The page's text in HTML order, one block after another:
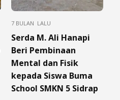
7 BULAN LALU
Serda M. Ali Hanapi
Beri Pembinaan
Mental dan Fisik
kepada Siswa Buma
School SMKN 5 Sidrap